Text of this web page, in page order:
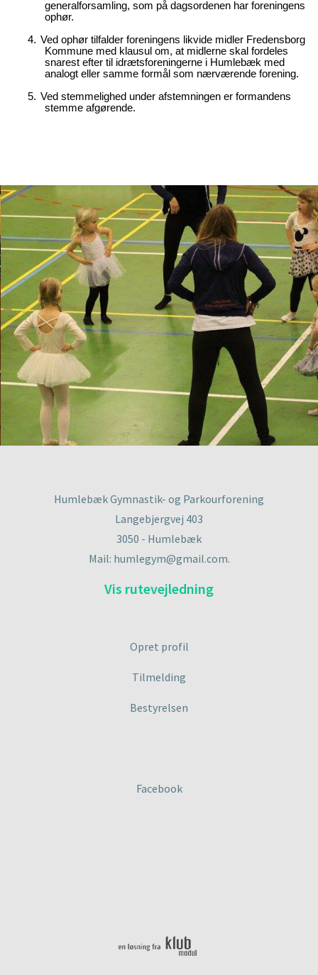
generalforsamling, som på dagsordenen har foreningens
ophør.
4. Ved ophør tilfalder foreningens likvide midler Fredensborg
Kommune med klausul om, at midlerne skal fordeles
snarest efter til idrætsforeningerne i Humlebæk med
analogt eller samme formål som nærværende forening.
5. Ved stemmelighed under afstemningen er formandens
stemme afgørende.
Humlebæk Gymnastik- og Parkourforening
Langebjergvej 403
3050 - Humlebæk
Mail: humlegym@gmail.com.
Vis rutevejledning
Opret profil
Tilmelding
Bestyrelsen
Facebook